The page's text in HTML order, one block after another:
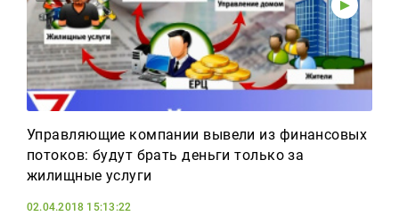
Управляющие компании вывели из финансовых
потоков: будут брать деньги только за
жилищные услуги
02.04.2018 15:13:22